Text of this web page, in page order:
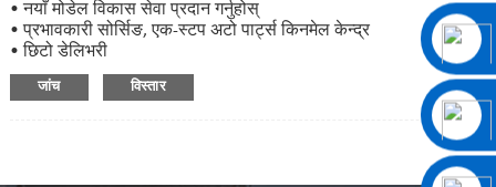
• नयाँ मोडेल विकास सेवा प्रदान गर्नुहोस्
• प्रभावकारी सोर्सिङ, एक-स्टप अटो पार्ट्स किनमेल केन्द्र
• छिटो डेलिभरी
जांच विस्तार